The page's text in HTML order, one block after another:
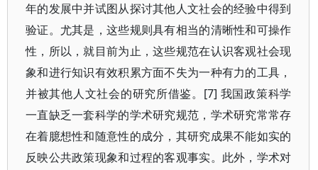
年的发展中并试图从探讨其他人文社会的经验中得到
验证。尤其是，这些规则具有相当的清晰性和可操作
性，所以，就目前为止，这些规范在认识客观社会现
象和进行知识有效积累方面不失为一种有力的工具，
并被其他人文社会的研究所借鉴。[7] 我国政策科学
一直缺乏一套科学的学术研究规范，学术研究常常存
在着臆想性和随意性的成分，其研究成果不能如实的
反映公共政策现象和过程的客观事实。此外，学术对